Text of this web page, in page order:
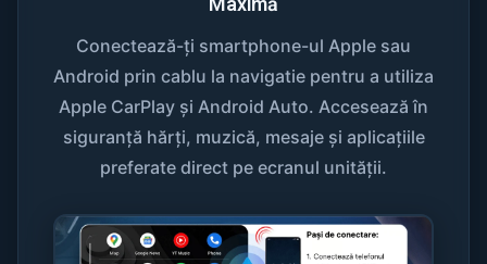
Conectează-ți smartphone-ul Apple sau
Android prin cablu la navigatie pentru a utiliza
Apple CarPlay și Android Auto. Accesează în
siguranță hărți, muzică, mesaje și aplicațiile
preferate direct pe ecranul unității.